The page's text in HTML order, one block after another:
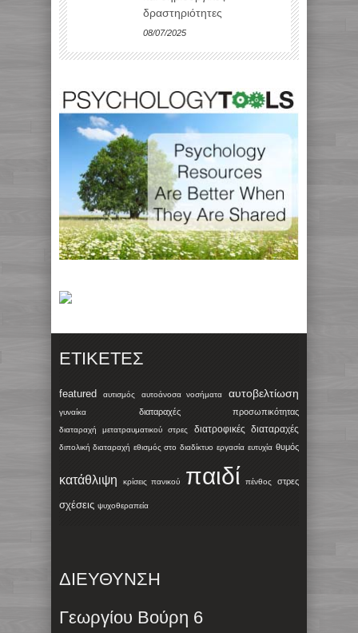
δραστηριότητες
08/07/2025
ΕΤΙΚΈΤΕΣ
featured αυτισμός αυτοάνοσα νοσήματα αυτοβελτίωση
γυναίκα διαταραχές προσωπικότητας
διαταραχή μετατραυματικού στρες διατροφικές διαταραχές
διπολική διαταραχή εθισμός στο διαδίκτυο εργασία ευτυχία θυμός
κατάθλιψη κρίσεις πανικού παιδί πένθος στρες
σχέσεις ψυχοθεραπεία
ΔΙΕΥΘΥΝΣΗ
Γεωργίου Βούρη 6